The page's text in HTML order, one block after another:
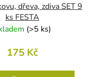
dřeva, zdiva SET 9
ks FESTA
(>5 ks)
175 Kč